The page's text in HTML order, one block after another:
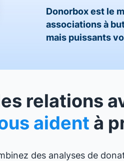
Donorbox est le
associations à
mais puissants
relations
aident à
des analyses de